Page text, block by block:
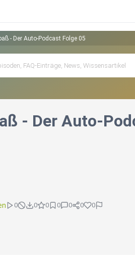
- Der Auto-Podcast Folge 05
- Der Auto-
0 0 0 0 0 0 0